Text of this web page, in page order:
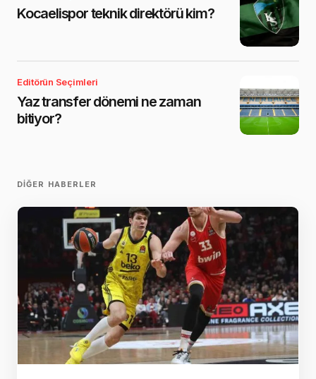
Kocaelispor teknik direktörü kim?
Editörün Seçimleri
Yaz transfer dönemi ne zaman
bitiyor?
DIĞER HABERLER